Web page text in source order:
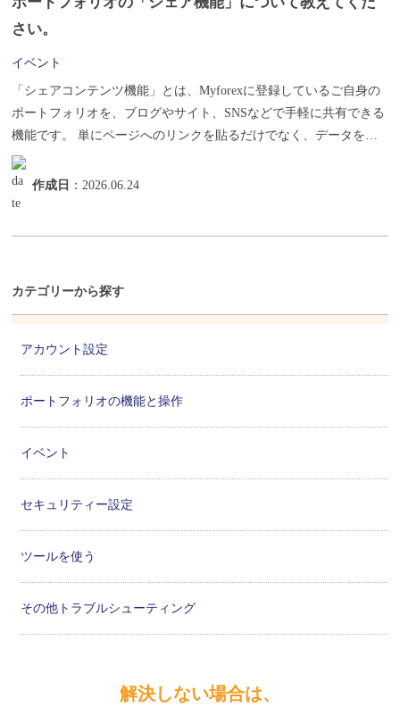
さい。
イベント
「シェアコンテンツ機能」とは、Myforexに登録しているご自身の
ポートフォリオを、ブログやサイト、SNSなどで手軽に共有できる
機能です。 単にページへのリンクを貼るだけでなく、データを
自...
作成日 ：2026.06.24
カテゴリーから探す
アカウント設定
ポートフォリオの機能と操作
イベント
セキュリティー設定
ツールを使う
その他トラブルシューティング
解決しない場合は、